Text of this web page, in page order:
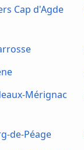
Cap d'Agde
Mérignac
de-Péage